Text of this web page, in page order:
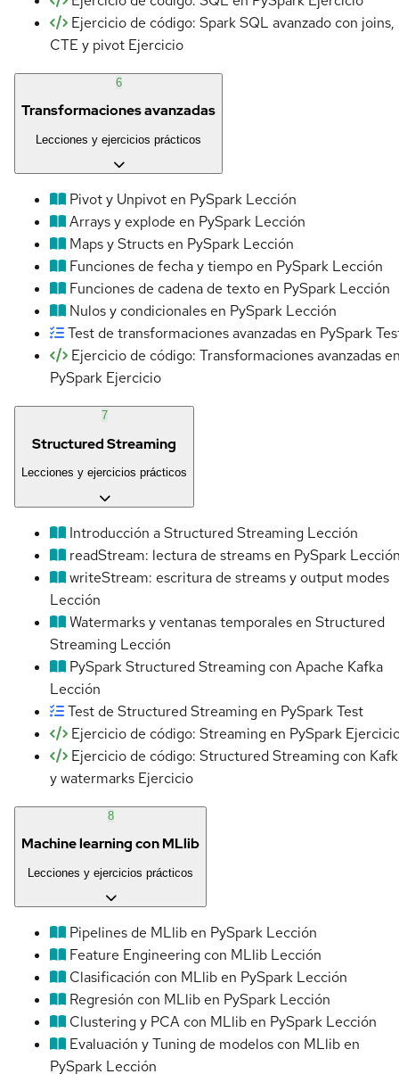
Ejercicio de código: Spark SQL avanzado con joins,
CTE y pivot Ejercicio
6
Transformaciones avanzadas
Lecciones y ejercicios prácticos
Pivot y Unpivot en PySpark Lección
Arrays y explode en PySpark Lección
Maps y Structs en PySpark Lección
Funciones de fecha y tiempo en PySpark Lección
Funciones de cadena de texto en PySpark Lección
Nulos y condicionales en PySpark Lección
Test de transformaciones avanzadas en PySpark
Ejercicio de código: Transformaciones avanzadas
PySpark Ejercicio
7
Structured Streaming
Lecciones y ejercicios prácticos
Introducción a Structured Streaming Lección
readStream: lectura de streams en PySpark
writeStream: escritura de streams y output modes
Lección
Watermarks y ventanas temporales en Structured
Streaming Lección
PySpark Structured Streaming con Apache Kafka
Lección
Test de Structured Streaming en PySparkTest
Ejercicio de código: Streaming en PySpark
Ejercicio de código: Structured Streaming con
y watermarks Ejercicio
8
Machine learning con MLlib
Lecciones y ejercicios prácticos
Pipelines de MLlib en PySpark Lección
Feature Engineering con MLlib Lección
Clasificación con MLlib en PySpark Lección
Regresión con MLlib en PySpark Lección
Clustering y PCA con MLlib en PySpark Lección
Evaluación y Tuning de modelos con MLlib en
PySpark Lección